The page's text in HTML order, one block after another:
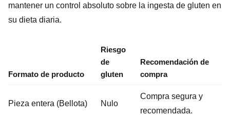
mantener un control absoluto sobre la ingesta de gluten en
su dieta diaria.
Formato de producto
Riesgo
de
gluten
Recomendación de
compra
Pieza entera (Bellota) Nulo
Compra segura y
recomendada.